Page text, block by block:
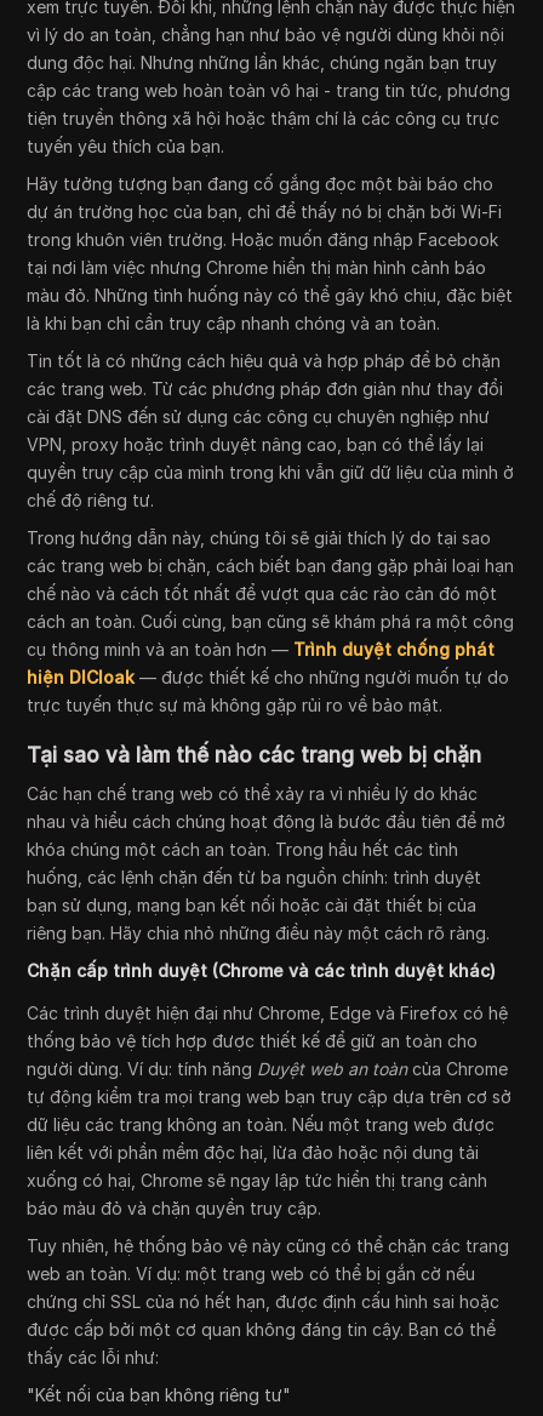
xem trực tuyến. Đôi khi, những lệnh chặn này được thực hiện
vì lý do an toàn, chẳng hạn như bảo vệ người dùng khỏi nội
dung độc hại. Nhưng những lần khác, chúng ngăn bạn truy
cập các trang web hoàn toàn vô hại - trang tin tức, phương
tiện truyền thông xã hội hoặc thậm chí là các công cụ trực
tuyến yêu thích của bạn.
Hãy tưởng tượng bạn đang cố gắng đọc một bài báo cho
dự án trường học của bạn, chỉ để thấy nó bị chặn bởi Wi-Fi
trong khuôn viên trường. Hoặc muốn đăng nhập Facebook
tại nơi làm việc nhưng Chrome hiển thị màn hình cảnh báo
màu đỏ. Những tình huống này có thể gây khó chịu, đặc biệt
là khi bạn chỉ cần truy cập nhanh chóng và an toàn.
Tin tốt là có những cách hiệu quả và hợp pháp để bỏ chặn
các trang web. Từ các phương pháp đơn giản như thay đổi
cài đặt DNS đến sử dụng các công cụ chuyên nghiệp như
VPN, proxy hoặc trình duyệt nâng cao, bạn có thể lấy lại
quyền truy cập của mình trong khi vẫn giữ dữ liệu của mình ở
chế độ riêng tư.
Trong hướng dẫn này, chúng tôi sẽ giải thích lý do tại sao
các trang web bị chặn, cách biết bạn đang gặp phải loại hạn
chế nào và cách tốt nhất để vượt qua các rào cản đó một
cách an toàn. Cuối cùng, bạn cũng sẽ khám phá ra một công
cụ thông minh và an toàn hơn — Trình duyệt chống phát
hiện DICloak— được thiết kế cho những người muốn tự do
trực tuyến thực sự mà không gặp rủi ro về bảo mật.
Tại sao và làm thế nào các trang web bị chặn
Các hạn chế trang web có thể xảy ra vì nhiều lý do khác
nhau và hiểu cách chúng hoạt động là bước đầu tiên để mở
khóa chúng một cách an toàn. Trong hầu hết các tình
huống, các lệnh chặn đến từ ba nguồn chính: trình duyệt
bạn sử dụng, mạng bạn kết nối hoặc cài đặt thiết bị của
riêng bạn. Hãy chia nhỏ những điều này một cách rõ ràng.
Chặn cấp trình duyệt (Chrome và các trình duyệt khác)
Các trình duyệt hiện đại như Chrome, Edge và Firefox có hệ
thống bảo vệ tích hợp được thiết kế để giữ an toàn cho
người dùng. Ví dụ: tính năng Duyệt web an toàncủa Chrome
tự động kiểm tra mọi trang web bạn truy cập dựa trên cơ sở
dữ liệu các trang không an toàn. Nếu một trang web được
liên kết với phần mềm độc hại, lừa đảo hoặc nội dung tải
xuống có hại, Chrome sẽ ngay lập tức hiển thị trang cảnh
báo màu đỏ và chặn quyền truy cập.
Tuy nhiên, hệ thống bảo vệ này cũng có thể chặn các trang
web an toàn. Ví dụ: một trang web có thể bị gắn cờ nếu
chứng chỉ SSL của nó hết hạn, được định cấu hình sai hoặc
được cấp bởi một cơ quan không đáng tin cậy. Bạn có thể
thấy các lỗi như:
"Kết nối của bạn không riêng tư"